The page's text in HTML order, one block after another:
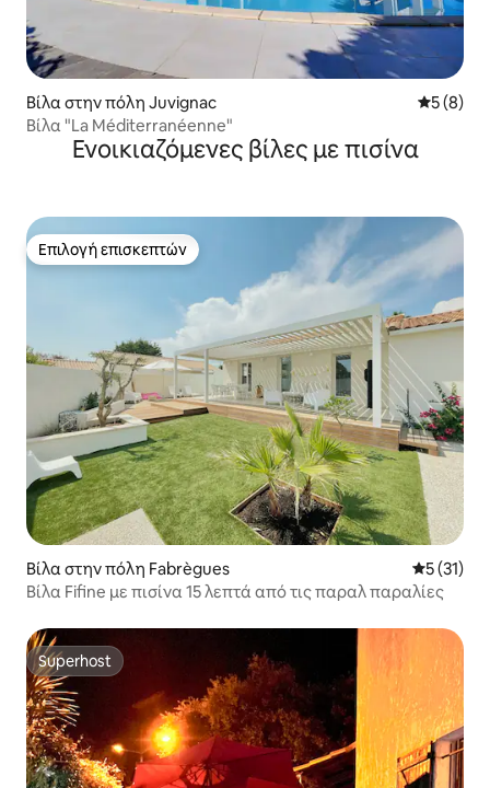
Βίλα στην πόλη Juvignac Μέση
5 (8)
Βίλα "La Méditerranéenne"
Ενοικιαζόμενες βίλες με πισίνα
Επιλογή επισκεπτών
Επιλογή επισκεπτών
Βίλα στην πόλη Fabrègues Μέση
5 (31)
Βίλα Fifine με πισίνα 15 λεπτά από τις παραλ παραλίες
Superhost
Superhost